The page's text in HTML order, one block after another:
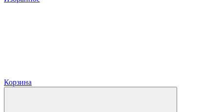
Корзина